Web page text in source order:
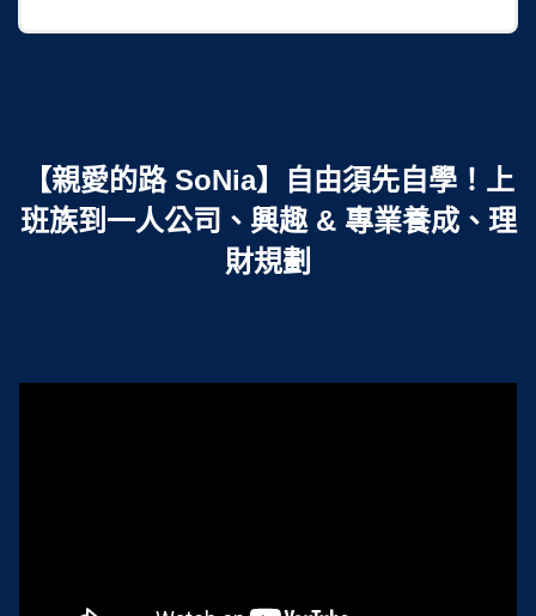
【親愛的路 SoNia】自由須先自學！上
班族到一人公司、興趣 & 專業養成、理
財規劃